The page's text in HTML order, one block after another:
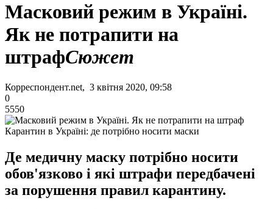
Масковий режим в Україні.
Як не потрапити на
штрафСюжет
Корреспондент.net, 3 квітня 2020, 09:58
0
5550
Карантин в Україні: де потрібно носити маски
Де медичну маску потрібно носити
обов'язково і які штрафи передбачені
за порушення правил карантину.